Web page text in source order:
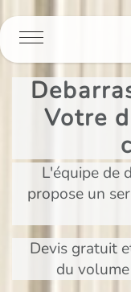
Votre
L'équipe de
propose un
Devis gratuit
du